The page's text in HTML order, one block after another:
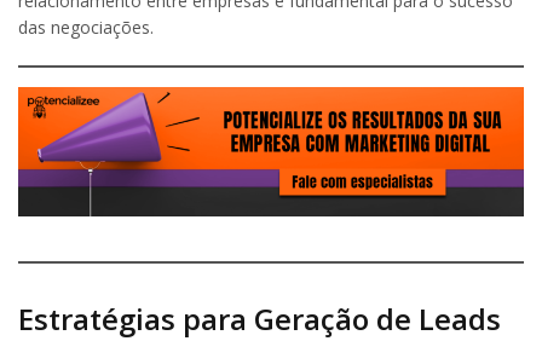
das negociações.
Estratégias para Geração de Leads